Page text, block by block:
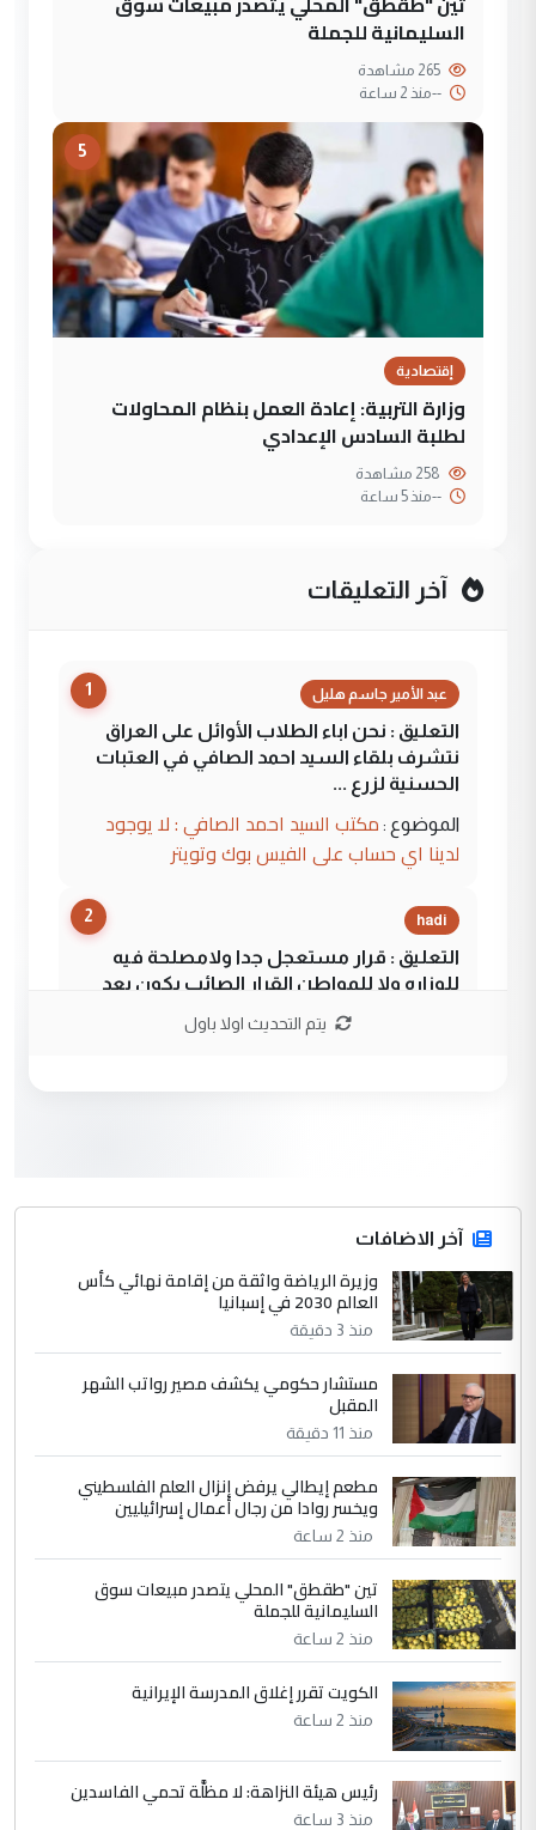
السليمانية للجملة
--منذ 2 ساعة
5
إقتصادية
وزارة التربية: إعادة العمل بنظام المحاولات
لطلبة السادس الإعدادي
--منذ 5 ساعة
آخر التعليقات
1 عبد الأمير جاسم هليل
التعليق : نحن اباء الطلاب الأوائل على العراق
نتشرف بلقاء السيد احمد الصافي في العتبات
الحسنية لزرع ...
الموضوع : مكتب السيد احمد الصافي : لا يوجود
لدينا اي حساب على الفيس بوك وتويتر
2 hadi
التعليق : قرار مستعجل جدا ولامصلحة فيه
للوزاره ولا للمواطن القرار الصائب يكون بعد
جنسية الرافد الثالث للعراق ومن اصول عريقة
ابا فرات ...
الموضوع :
الجواهري يرد على صدام حسين سل
مضجعيك يابن الزنا (نص كامل)
سردار
التعليق : واحد من عصابة علي ماما يسقط
جنسية الرافد الثالث للعراق ومن اصول عريقة
ابا فرات ...
الموضوع :
الجواهري يرد على صدام حسين سل
مضجعيك يابن الزنا (نص كامل)
حيدر عاشور
التعليق : تحياتي لك استاذ حامدتركان. كلام
دقيق ومسؤول؛ فالاستثمار الحقيقي للإنسان
وثروات البلد يعتمد على الكفاءة ...
الموضوع :
بين الإهمال واغتصاب الأرض.. بلاد
الرافدين تعاني الجفاف والتصحر!!
يتم التحديث اولا باول
آخر الاضافات
وزيرة الرياضة واثقة من إقامة نهائي كأس
العالم 2030 في إسبانيا
منذ 3 دقيقة
مستشار حكومي يكشف مصير رواتب الشهر
المقبل
منذ 11 دقيقة
مطعم إيطالي يرفض إنزال العلم الفلسطيني
ويخسر روادا من رجال أعمال إسرائيليين
منذ 2 ساعة
تين "طقطق" المحلي يتصدر مبيعات سوق
السليمانية للجملة
منذ 2 ساعة
الكويت تقرر إغلاق المدرسة الإيرانية
منذ 2 ساعة
رئيس هيئة النزاهة: لا مظلَّة تحمي الفاسدين
منذ 3 ساعة